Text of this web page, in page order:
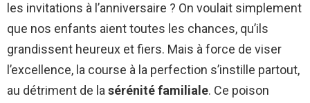
les invitations à l’anniversaire ? On voulait simplement
que nos enfants aient toutes les chances, qu’ils
grandissent heureux et fiers. Mais à force de viser
l’excellence, la course à la perfection s’instille partout,
au détriment de lasérénité familiale. Ce poison